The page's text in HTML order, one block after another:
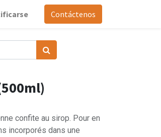
Contáctenos
confite au sirop. Pour en
incorporés dans une